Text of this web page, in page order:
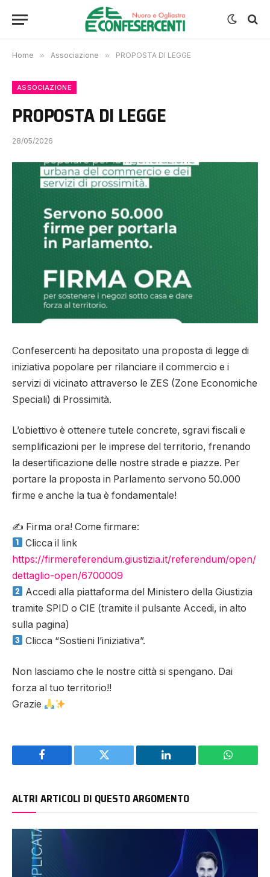
Home » Associazione » PROPOSTA DI LEGGE
ASSOCIAZIONE
PROPOSTA DI LEGGE
28/05/2026
Confesercenti ha depositato una proposta di legge di
iniziativa popolare per rilanciare il commercio e i
servizi di vicinato attraverso le ZES (Zone Economiche
Speciali) di Prossimità.
L’obiettivo è ottenere tutele concrete, sgravi fiscali e
semplificazioni per le imprese del territorio, frenando
la desertificazione delle nostre strade e piazze. Per
portare la proposta in Parlamento servono 50.000
firme e anche la tua è fondamentale!
✍️ Firma ora! Come firmare:
Clicca il link
https://firmereferendum.giustizia.it/referendum/open/
dettaglio-open/6700009
Accedi alla piattaforma del Ministero della Giustizia
tramite SPID o CIE (tramite il pulsante Accedi, in alto
sulla pagina)
Clicca “Sostieni l’iniziativa”.
Non lasciamo che le nostre città si spengano. Dai
forza al tuo territorio!!
Grazie
Facebook Twitter LinkedIn
ALTRI ARTICOLI DI QUESTO ARGOMENTO